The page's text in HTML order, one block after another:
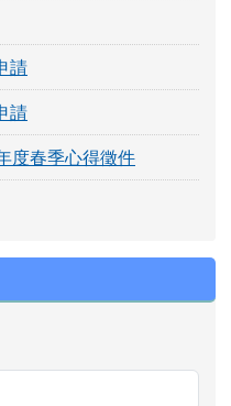
請
請
度春季心得徵件